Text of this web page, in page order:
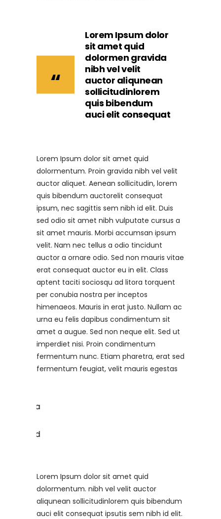
Lorem Ipsum dolor
sit amet quid
dolormen gravida
nibh vel velit
auctor aliqunean
sollicitudinlorem
quis bibendum
auci elit consequat
Lorem Ipsum dolor sit amet quid
dolormentum. Proin gravida nibh vel velit
auctor aliquet. Aenean sollicitudin, lorem
quis bibendum auctorelit consequat
ipsum, nec sagittis sem nibh id elit. Duis
sed odio sit amet nibh vulputate cursus a
sit amet mauris. Morbi accumsan ipsum
velit. Nam nec tellus a odio tincidunt
auctor a ornare odio. Sed non mauris vitae
erat consequat auctor eu in elit. Class
aptent taciti sociosqu ad litora torquent
per conubia nostra per inceptos
himenaeos. Mauris in erat justo. Nullam ac
urna eu felis dapibus condimentum sit
amet a augue. Sed non neque elit. Sed ut
imperdiet nisi. Proin condimentum
fermentum nunc. Etiam pharetra, erat sed
fermentum feugiat, velit mauris egestas
Lorem Ipsum dolor sit amet quid
dolormentum. nibh vel velit auctor
aliqunean sollicitudinlorem quis bibendum
auci elit consequat ipsutis sem nibh id elit.